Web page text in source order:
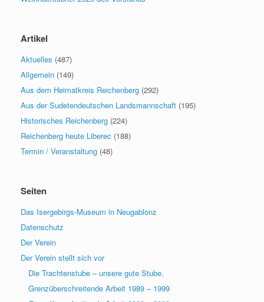
Artikel
Aktuelles (487)
Allgemein (149)
Aus dem Heimatkreis Reichenberg (292)
Aus der Sudetendeutschen Landsmannschaft (195)
Historisches Reichenberg (224)
Reichenberg heute Liberec (188)
Termin / Veranstaltung (48)
Seiten
Das Isergebirgs-Museum in Neugablonz
Datenschutz
Der Verein
Der Verein stellt sich vor
Die Trachtenstube – unsere gute Stube.
Grenzüberschreitende Arbeit 1989 – 1999